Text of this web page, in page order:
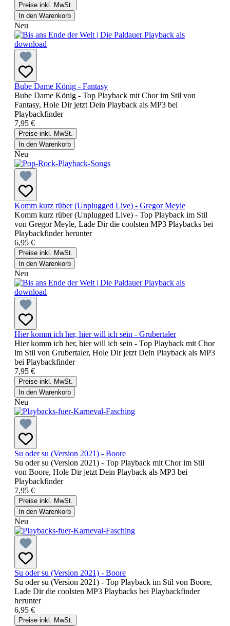
Preise inkl. MwSt.
In den Warenkorb
Neu
Bube Dame König - Fantasy
Bube Dame König - Top Playback mit Chor im Stil von
Fantasy, Hole Dir jetzt Dein Playback als MP3 bei
Playbackfinder
7,95 €
Preise inkl. MwSt.
In den Warenkorb
Neu
Komm kurz rüber (Unplugged Live) - Gregor Meyle
Komm kurz rüber (Unplugged Live) - Top Playback im Stil
von Gregor Meyle, Lade Dir die coolsten MP3 Playbacks bei
Playbackfinder herunter
6,95 €
Preise inkl. MwSt.
In den Warenkorb
Neu
Hier komm ich her, hier will ich sein - Grubertaler
Hier komm ich her, hier will ich sein - Top Playback mit Chor
im Stil von Grubertaler, Hole Dir jetzt Dein Playback als MP3
bei Playbackfinder
7,95 €
Preise inkl. MwSt.
In den Warenkorb
Neu
Su oder su (Version 2021) - Boore
Su oder su (Version 2021) - Top Playback mit Chor im Stil
von Boore, Hole Dir jetzt Dein Playback als MP3 bei
Playbackfinder
7,95 €
Preise inkl. MwSt.
In den Warenkorb
Neu
Su oder su (Version 2021) - Boore
Su oder su (Version 2021) - Top Playback im Stil von Boore,
Lade Dir die coolsten MP3 Playbacks bei Playbackfinder
herunter
6,95 €
Preise inkl. MwSt.